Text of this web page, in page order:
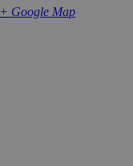
+ Google Map